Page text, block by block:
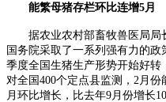
能繁母猪存栏环比连增5月
据农业农村部畜牧兽医局局
国务院采取了一系列强有力的
季度全国生猪生产形势开始好
对全国400个定点县监测，2月
月环比增长，比去年9月份增长